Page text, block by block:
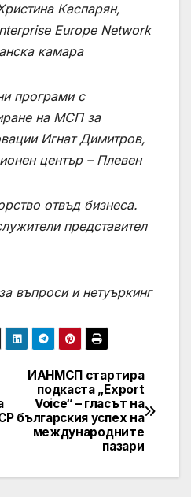
Каспарян,
Europe Network
камара
програми с
на МСП за
Игнат Димитров,
център – Плевен
отвъд бизнеса.
представител
въпроси и нетуъркинг
ИАНМСП стартира
подкаста „Export
Voice“ – гласът на
българския успех на
международните
пазари